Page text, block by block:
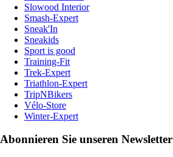
Slowood Interior
Smash-Expert
Sneak'In
Sneakids
Sport is good
Training-Fit
Trek-Expert
Triathlon-Expert
TripNBikers
Vélo-Store
Winter-Expert
Abonnieren Sie unseren Newsletter